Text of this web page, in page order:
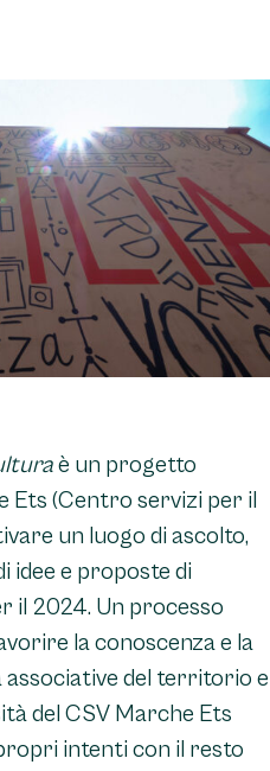
è un progetto
Ets (Centro servizi per il
un luogo di ascolto,
idee e proposte di
il 2024. Un processo
la conoscenza e la
del territorio e
del CSV Marche Ets
intenti con il resto